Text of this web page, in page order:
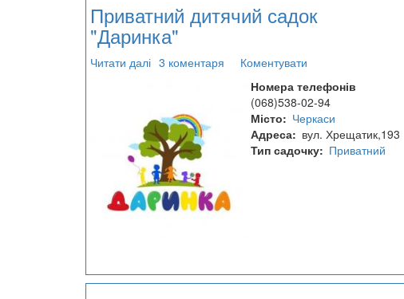
Приватний дитячий садок
"Даринка"
Читати далі про
садок
"Даринка"
3 коментаря
Коментувати
Номера телефонів
(068)538-02-94
Місто
Черкаси
Адреса
вул. Хрещатик,193
Тип садочку
Приватний